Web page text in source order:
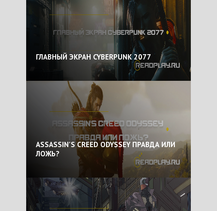
ГЛАВНЫЙ ЭКРАН CYBERPUNK 2077
ASSASSIN'S CREED ODYSSEY ПРАВДА ИЛИ
ЛОЖЬ?